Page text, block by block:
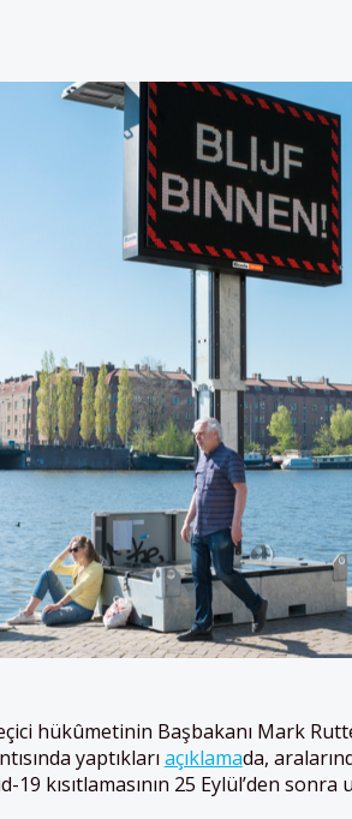
hükûmetinin Başbakanı Mark
yaptıklarıaçıklamada,
19 kısıtlamasının 25 Eylül’den sonra